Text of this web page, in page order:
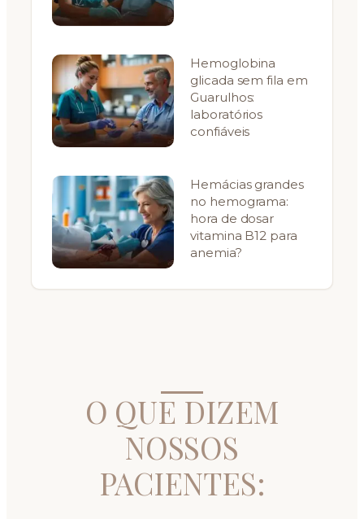
Hemoglobina
glicada sem fila em
Guarulhos:
laboratórios
confiáveis
Hemácias grandes
no hemograma:
hora de dosar
vitamina B12 para
anemia?
O QUE DIZEM
NOSSOS
PACIENTES: